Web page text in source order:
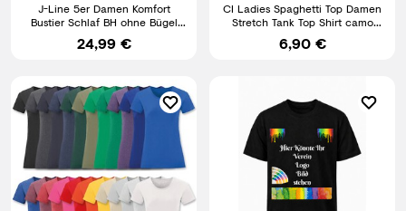
J-Line 5er Damen Komfort
Bustier Schlaf BH ohne Bügel
nahtlos Soft Bra Bralette
24,99 €
CI Ladies Spaghetti Top Damen
Stretch Tank Top Shirt camo
tarn Army Style S-XL
6,90 €